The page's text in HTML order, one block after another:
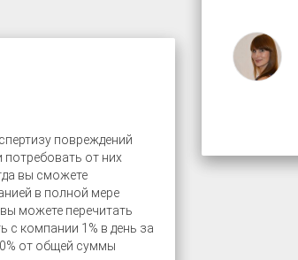
повреждений
от них
вы сможете
в полной мере
можете перечитать
с компании 1% в день за
от общей суммы